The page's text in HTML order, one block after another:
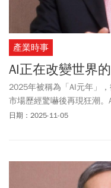
產業時事
AI正在改變世界
2025年被稱為「AI元年」
市場歷經驚嚇後再現狂潮
到藥業，世界資本秩序正被
日期：2025-11-05